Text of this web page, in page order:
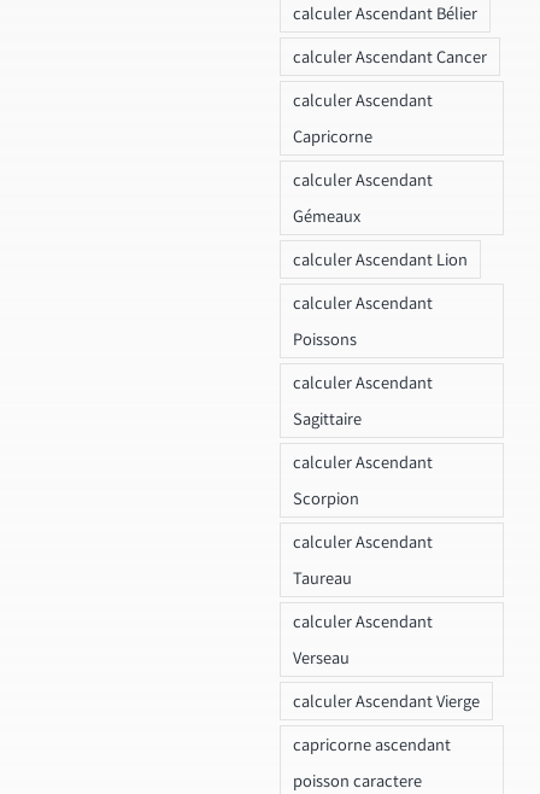
calculer Ascendant Bélier
calculer Ascendant Cancer
calculer Ascendant
Capricorne
calculer Ascendant
Gémeaux
calculer Ascendant Lion
calculer Ascendant
Poissons
calculer Ascendant
Sagittaire
calculer Ascendant
Scorpion
calculer Ascendant
Taureau
calculer Ascendant
Verseau
calculer Ascendant Vierge
capricorne ascendant
poisson caractere